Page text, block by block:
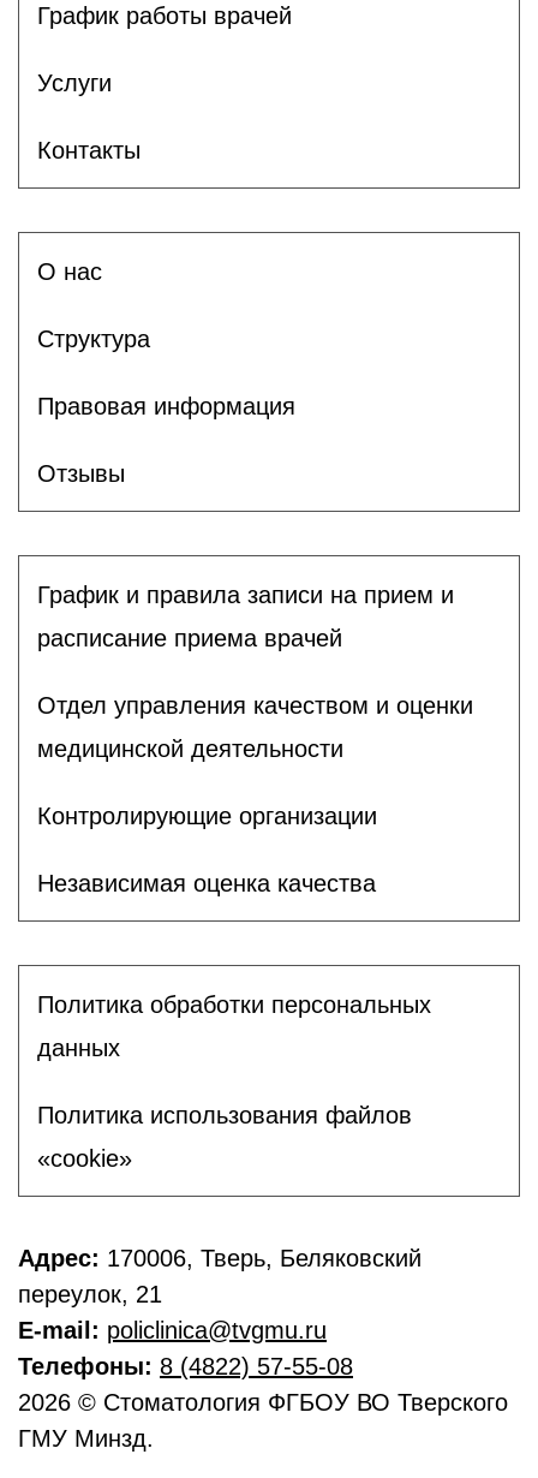
График работы врачей
Услуги
Контакты
О нас
Структура
Правовая информация
Отзывы
График и правила записи на прием и
расписание приема врачей
Отдел управления качеством и оценки
медицинской деятельности
Контролирующие организации
Независимая оценка качества
Политика обработки персональных
данных
Политика использования файлов
«cookie»
Адрес: 170006, Тверь, Беляковский
переулок, 21
E-mail: policlinica@tvgmu.ru
Телефоны: 8 (4822) 57-55-08
2026 © Стоматология ФГБОУ ВО Тверского
ГМУ Минзд.